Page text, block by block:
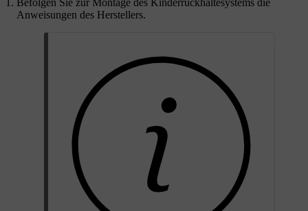
Befolgen Sie zur Montage des Kinderrückhaltesystems die
Anweisungen des Herstellers.